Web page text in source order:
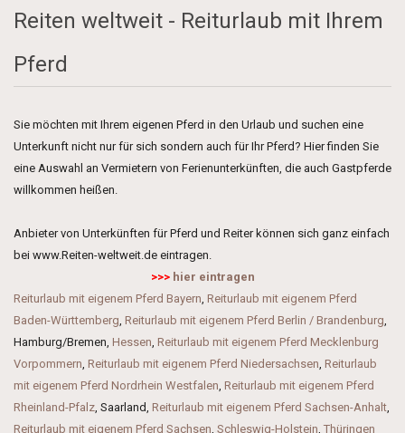
Reiten weltweit - Reiturlaub mit Ihrem
Pferd
Sie möchten mit Ihrem eigenen Pferd in den Urlaub und suchen eine
Unterkunft nicht nur für sich sondern auch für Ihr Pferd? Hier finden Sie
eine Auswahl an Vermietern von Ferienunterkünften, die auch Gastpferde
willkommen heißen.
Anbieter von Unterkünften für Pferd und Reiter können sich ganz einfach
bei www.Reiten-weltweit.de eintragen.
>>> hier eintragen
Reiturlaub mit eigenem Pferd Bayern, Reiturlaub mit eigenem Pferd
Baden-Württemberg, Reiturlaub mit eigenem Pferd Berlin / Brandenburg,
Hamburg/Bremen, Hessen, Reiturlaub mit eigenem Pferd Mecklenburg
Vorpommern, Reiturlaub mit eigenem Pferd Niedersachsen, Reiturlaub
mit eigenem Pferd Nordrhein Westfalen, Reiturlaub mit eigenem Pferd
Rheinland-Pfalz, Saarland, Reiturlaub mit eigenem Pferd Sachsen-Anhalt,
Reiturlaub mit eigenem Pferd Sachsen, Schleswig-Holstein, Thüringen